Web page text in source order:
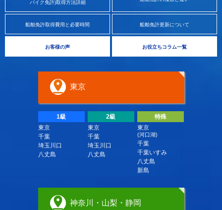
バイク免許)取得方法詳細
船舶免許取得費用と必要時間 船舶免許更新について
お客様の声 お役立ちコラム一覧
東京
1級
東京
千葉
埼玉川口
八丈島
2級
東京
千葉
埼玉川口
八丈島
特殊
東京
(河口湖)
千葉
千葉いすみ
八丈島
新島
神奈川・山梨・静岡